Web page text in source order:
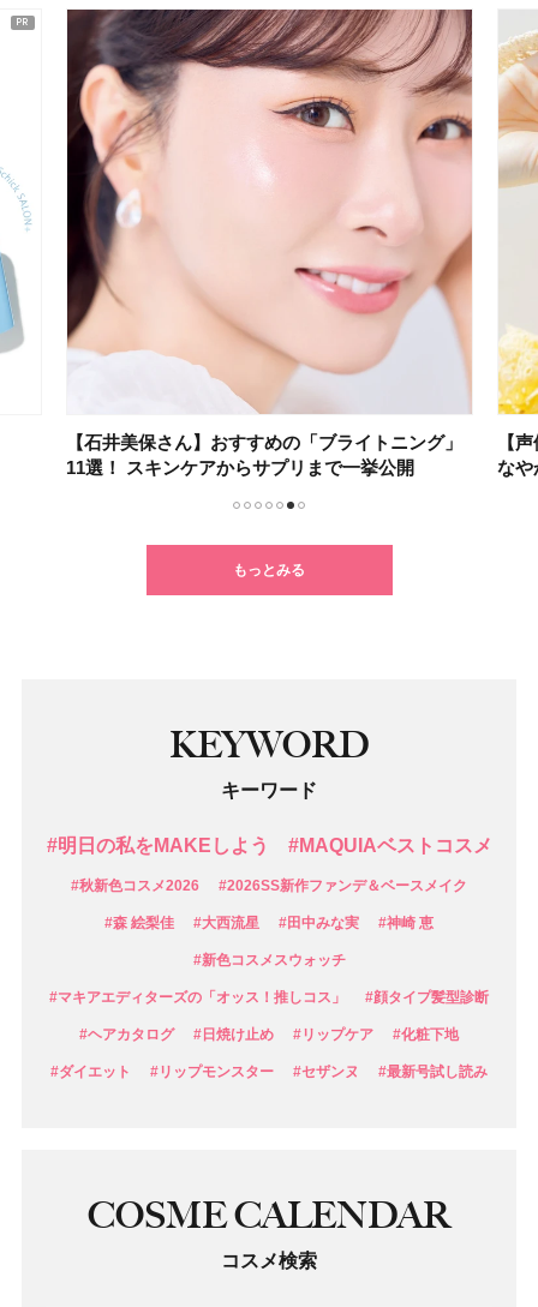
【石井美保さん】おすすめの「ブライトニング」
11選！ スキンケアからサプリまで一挙公開
【
なや
もっとみる
KEYWORD
キーワード
#明日の私をMAKEしよう #MAQUIAベストコスメ
#秋新色コスメ2026 #2026SS新作ファンデ＆ベースメイク
#森 絵梨佳 #大西流星 #田中みな実 #神崎 恵
#新色コスメスウォッチ
#マキアエディターズの「オッス！推しコス」 #顔タイプ髪型診断
#ヘアカタログ #日焼け止め #リップケア #化粧下地
#ダイエット #リップモンスター #セザンヌ #最新号試し読み
COSME CALENDAR
コスメ検索